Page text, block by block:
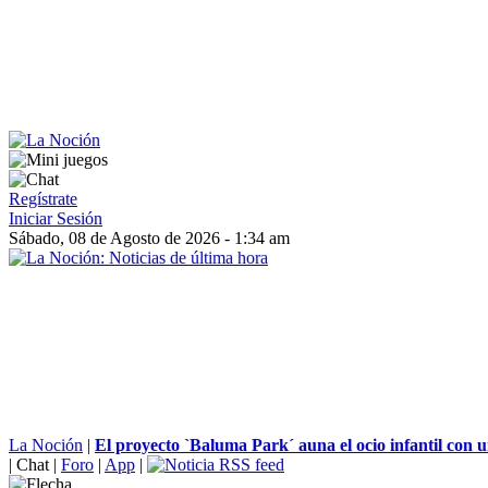
Regístrate
Iniciar Sesión
Sábado, 08 de Agosto de 2026 - 1:34 am
La Noción | El proyecto `Baluma Park´ auna el ocio infantil con
| Chat | Foro | App |